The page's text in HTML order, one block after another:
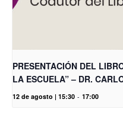
PRESENTACIÓN DEL
LA ESCUELA” – DR.
12 de agosto | 15:30 - 17:00